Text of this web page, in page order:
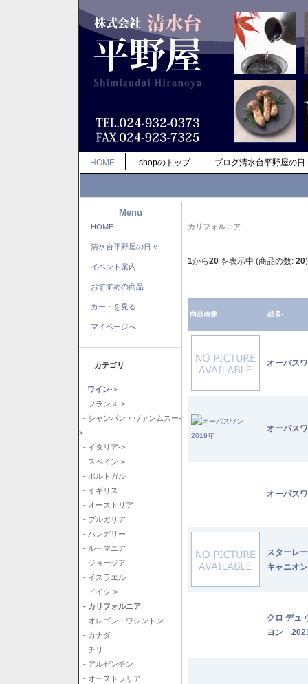
HOME shopのトップ ブログ清水台平野屋の日
Menu
HOME
清水台平野屋の日々
イベント案内
おすすめの商品
カートを見る
マイページへ
カテゴリ
ワイン->
- フランス->
- シャンパン・ヴァンムスー-
>
- イタリア->
- スペイン->
- ポルトガル
- イギリス
- オーストリア
- ブルガリア
- ハンガリー
- ルーマニア
- ジョージア
- イスラエル
- ドイツ->
- カリフォルニア
- オレゴン・ワシントン
- カナダ
- チリ
- アルゼンチン
- オーストラリア
カリフォルニア
1から20 を表示中 (商品の数: 20)
商品画像 品名-
オーパス
オーパス
オーパス
スターレ
キャニオ
クロ デュ
ヨン